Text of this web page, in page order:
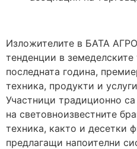
Изложителите в БАТА
тенденции в земеделските
последната година,
техника, продукти и
Участници традиционно
на световноизвестните
техника, както и десетки
предлагащи напоителни